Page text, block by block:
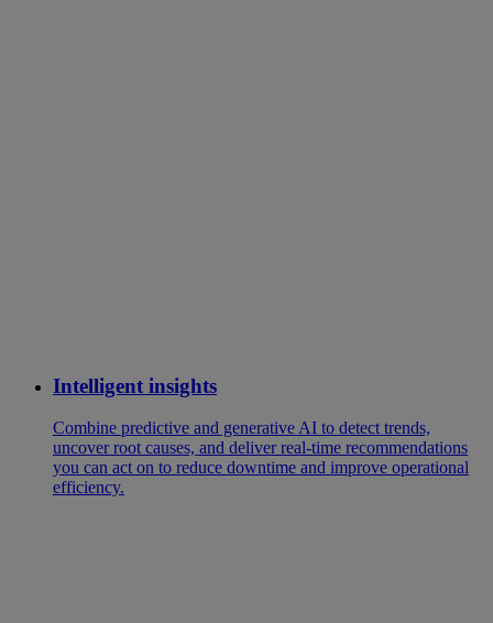
Intelligent insights
Combine predictive and generative AI to detect trends,
uncover root causes, and deliver real-time recommendations
you can act on to reduce downtime and improve operational
efficiency.